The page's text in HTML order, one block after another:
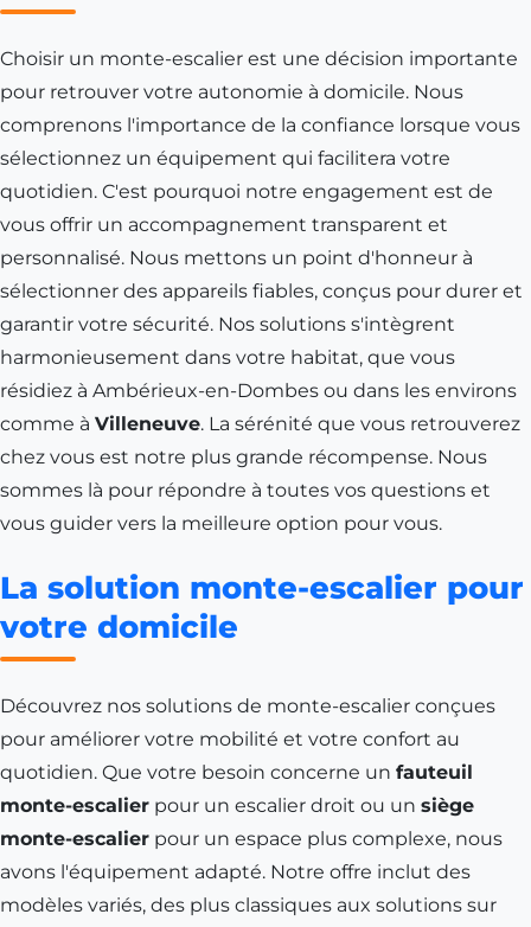
Choisir un monte-escalier est une décision importante
pour retrouver votre autonomie à domicile. Nous
comprenons l'importance de la confiance lorsque vous
sélectionnez un équipement qui facilitera votre
quotidien. C'est pourquoi notre engagement est de
vous offrir un accompagnement transparent et
personnalisé. Nous mettons un point d'honneur à
sélectionner des appareils fiables, conçus pour durer et
garantir votre sécurité. Nos solutions s'intègrent
harmonieusement dans votre habitat, que vous
résidiez à Ambérieux-en-Dombes ou dans les environs
comme à Villeneuve. La sérénité que vous retrouverez
chez vous est notre plus grande récompense. Nous
sommes là pour répondre à toutes vos questions et
vous guider vers la meilleure option pour vous.
La solution monte-escalier pour
votre domicile
Découvrez nos solutions de monte-escalier conçues
pour améliorer votre mobilité et votre confort au
quotidien. Que votre besoin concerne un fauteuil
monte-escalier pour un escalier droit ou un siège
monte-escalier pour un espace plus complexe, nous
avons l'équipement adapté. Notre offre inclut des
modèles variés, des plus classiques aux solutions sur